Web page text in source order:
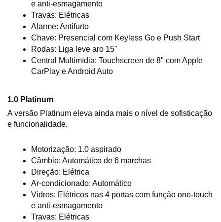
e anti-esmagamento
Travas: Elétricas
Alarme: Antifurto
Chave: Presencial com Keyless Go e Push Start
Rodas: Liga leve aro 15"
Central Multimídia: Touchscreen de 8" com Apple
CarPlay e Android Auto
1.0 Platinum
A versão Platinum eleva ainda mais o nível de sofisticação
e funcionalidade.
Motorização: 1.0 aspirado
Câmbio: Automático de 6 marchas
Direção: Elétrica
Ar-condicionado: Automático
Vidros: Elétricos nas 4 portas com função one-touch
e anti-esmagamento
Travas: Elétricas